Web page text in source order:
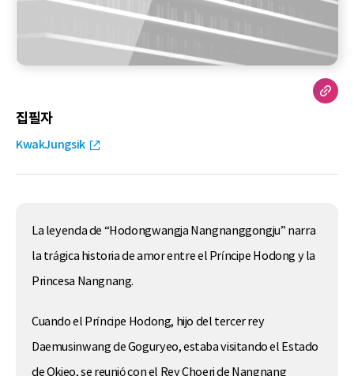
집필자
KwakJungsik
La leyenda de “Hodongwangja Nangnanggongju” narra
la trágica historia de amor entre el Príncipe Hodong y la
Princesa Nangnang.
Cuando el Príncipe Hodong, hijo del tercer rey
Daemusinwang de Goguryeo, estaba visitando el Estado
de Okjeo, se reunió con el Rey Choeri de Nangnang